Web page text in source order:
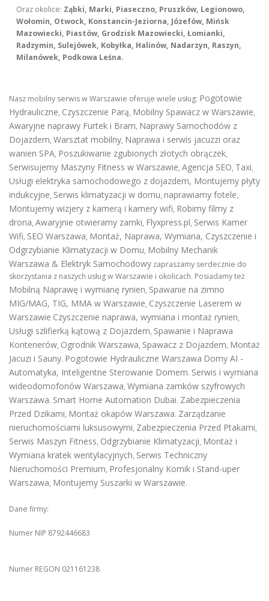
Oraz okolice: Ząbki, Marki, Piaseczno, Pruszków, Legionowo,
Wołomin, Otwock, Konstancin-Jeziorna, Józefów, Mińsk
Mazowiecki, Piastów, Grodzisk Mazowiecki, Łomianki,
Radzymin, Sulejówek, Kobyłka, Halinów, Nadarzyn, Raszyn,
Milanówek, Podkowa Leśna.
Nasz mobilny serwis w Warszawie oferuje wiele usług: Pogotowie
Hydrauliczne, Czyszczenie Parą, Mobilny Spawacz w Warszawie,
Awaryjne naprawy Furtek i Bram, Naprawy Samochodów z
Dojazdem, Warsztat mobilny, Naprawa i serwis jacuzzi oraz
wanien SPA, Poszukiwanie zgubionych złotych obrączek,
Serwisujemy Maszyny Fitness w Warszawie, Agencja SEO, Taxi,
Usługi elektryka samochodowego z dojazdem, Montujemy płyty
indukcyjne, Serwis klimatyzacji w domu, naprawiamy fotele,
Montujemy wizjery z kamerą i kamery wifi, Robimy filmy z
drona, Awaryjnie otwieramy zamki, Flyxpress.pl, Serwis Kamer
Wifi, SEO Warszawa, Montaż, Naprawa, Wymiana, Czyszczenie i
Odgrzybianie Klimatyzacji w Domu, Mobilny Mechanik
Warszawa & Elektryk Samochodowy zapraszamy serdecznie do
skorzystania z naszych usług w Warszawie i okolicach. Posiadamy też
Mobilną Naprawę i wymianę rynien, Spawanie na zimno
MIG/MAG, TIG, MMA w Warszawie, Czyszczenie Laserem w
Warszawie Czyszczenie naprawa, wymiana i montaż rynien,
Usługi szlifierką kątową z Dojazdem, Spawanie i Naprawa
Kontenerów, Ogrodnik Warszawa, Spawacz z Dojazdem, Montaż
Jacuzi i Sauny. Pogotowie Hydrauliczne Warszawa Domy AI -
Automatyka, Inteligentne Sterowanie Domem. Serwis i wymiana
wideodomofonów Warszawa, Wymiana zamków szyfrowych
Warszawa. Smart Home Automation Dubai. Zabezpieczenia
Przed Dzikami, Montaż okapów Warszawa. Zarządzanie
nieruchomościami luksusowymi, Zabezpieczenia Przed Ptakami,
Serwis Maszyn Fitness, Odgrzybianie Klimatyzacji, Montaż i
Wymiana kratek wentylacyjnych, Serwis Techniczny
Nieruchomości Premium, Profesjonalny Komik i Stand-uper
Warszawa, Montujemy Suszarki w Warszawie.
Dane firmy:
Numer NIP 8792446683
Numer REGON 021161238